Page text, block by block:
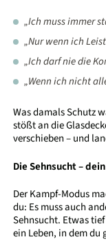
„Ich muss immer
„Nur wenn ich
„Ich darf nie die
„Wenn ich nicht
Was damals Schutz
stößt an die
verschieben – und
Die Sehnsucht –
Der Kampf-Modus
du: Es muss auch
Sehnsucht. Etwas
ein Leben, in dem du